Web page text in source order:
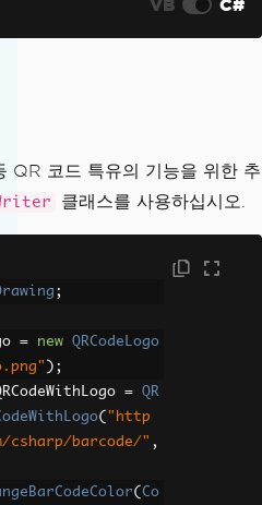
VB C#
QR 코드 특유의 기능을 위한 추
클래스를 사용하십시오.
;
= new
QRCodeLogo
);
=
QR
( "http
barcode/" ,
( Co